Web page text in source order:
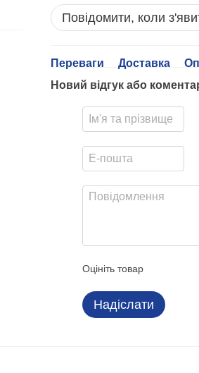
Повідомити, коли
Переваги Доставка
Новий відгук або
Оцініть товар
Надіслати